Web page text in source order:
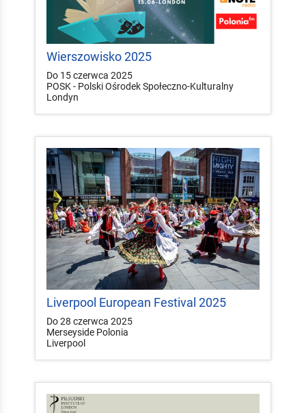
Wierszowisko 2025
Do 15 czerwca 2025
POSK - Polski Ośrodek Społeczno-Kulturalny
Londyn
Liverpool European Festival 2025
Do 28 czerwca 2025
Merseyside Polonia
Liverpool